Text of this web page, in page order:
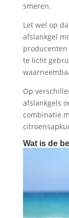
smeren.
Let wel op
afslankgel
te licht
Op
afslankgels
combinatie
Wat is de